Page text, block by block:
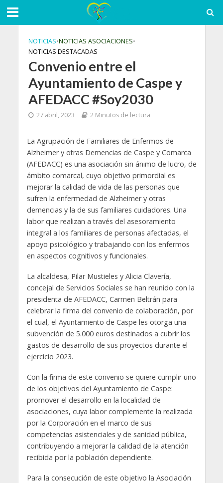
NOTICIAS•NOTICIAS ASOCIACIONES•
NOTICIAS DESTACADAS
Convenio entre el
Ayuntamiento de Caspe y
AFEDACC #Soy2030
27 abril, 2023 2 Minutos de lectura
La Agrupación de Familiares de Enfermos de
Alzheimer y otras Demencias de Caspe y Comarca
(AFEDACC) es una asociación sin ánimo de lucro, de
ámbito comarcal, cuyo objetivo primordial es
mejorar la calidad de vida de las personas que
sufren la enfermedad de Alzheimer y otras
demencias y la de sus familiares cuidadores. Una
labor que realizan a través del asesoramiento
integral a los familiares de personas afectadas, el
apoyo psicológico y trabajando con los enfermos
en aspectos cognitivos y funcionales.
La alcaldesa, Pilar Mustieles y Alicia Clavería,
concejal de Servicios Sociales se han reunido con la
presidenta de AFEDACC, Carmen Beltrán para
celebrar la firma del convenio de colaboración, por
el cual, el Ayuntamiento de Caspe les otorga una
subvención de 5.000 euros destinados a cubrir los
gastos de desarrollo de sus proyectos durante el
ejercicio 2023.
Con la firma de este convenio se quiere cumplir uno
de los objetivos del Ayuntamiento de Caspe:
promover el desarrollo en la localidad de
asociaciones, cuya labor complemente la realizada
por la Corporación en el marco de sus
competencias asistenciales y de sanidad pública,
contribuyendo a mejorar la calidad de la atención
recibida por la población dependiente.
Para la consecución de este objetivo la Asociación